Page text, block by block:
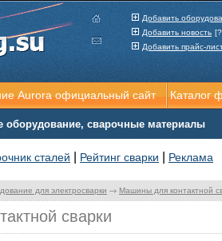
для электросварки Машины для контактной
сварки
Aurora официальный сайт Каталог
оборудование, сварочные материалы
сталей Рейтинг сварки Реклама
Добавить
Добавить новость
Добавить прайс-